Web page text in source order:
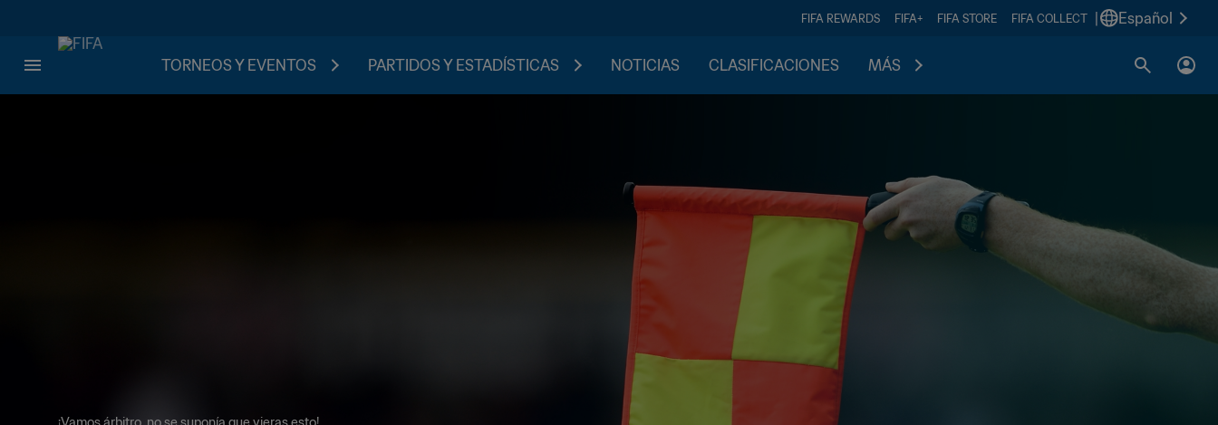
FIFA REWARDS FIFA+ FIFA STORE FIFA COLLECT Español
TORNEOS Y EVENTOS PARTIDOS Y ESTADÍSTICAS NOTICIAS CLASIFICACIONES MÁS